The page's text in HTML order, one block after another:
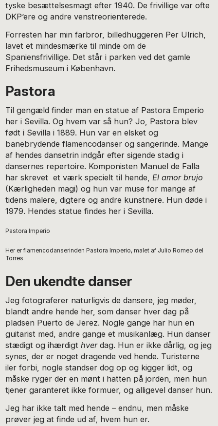
tyske besættelsesmagt efter 1940. De frivillige var ofte
DKP’ere og andre venstreorienterede.
Forresten har min farbror, billedhuggeren Per Ulrich,
lavet et mindesmærke til minde om de
Spaniensfrivillige. Det står i parken ved det gamle
Frihedsmuseum i København.
Pastora
Til gengæld finder man en statue af Pastora Emperio
her i Sevilla. Og hvem var så hun? Jo, Pastora blev
født i Sevilla i 1889. Hun var en elsket og
banebrydende flamencodanser og sangerinde. Mange
af hendes dansetrin indgår efter sigende stadig i
dansernes repertoire. Komponisten Manuel de Falla
har skrevet et værk specielt til hende, El amor brujo
(Kærligheden magi) og hun var muse for mange af
tidens malere, digtere og andre kunstnere. Hun døde i
1979. Hendes statue findes her i Sevilla.
Pastora Imperio
Her er flamencodanserinden Pastora Imperio, malet af Julio Romeo del
Torres
Den ukendte danser
Jeg fotograferer naturligvis de dansere, jeg møder,
blandt andre hende her, som danser hver dag på
pladsen Puerto de Jerez. Nogle gange har hun en
guitarist med, andre gange et musikanlæg. Hun danser
stædigt og ihærdigthverdag. Hun er ikke dårlig, og jeg
synes, der er noget dragende ved hende. Turisterne
iler forbi, nogle standser dog op og kigger lidt, og
måske ryger der en mønt i hatten på jorden, men hun
tjener garanteret ikke formuer, og alligevel danser hun.
Jeg har ikke talt med hende – endnu, men måske
prøver jeg at finde ud af, hvem hun er.